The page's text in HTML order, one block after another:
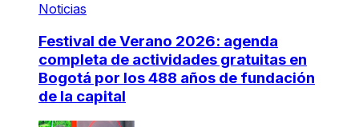
Noticias
Festival de Verano 2026: agenda
completa de actividades gratuitas en
Bogotá por los 488 años de fundación
de la capital